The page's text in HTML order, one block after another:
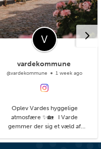
vardekommune
@vardekommune 1 week ago
Oplev Vardes hyggelige
atmosfære ✨🏡 I Varde
gemmer der sig et væld af
detaljer, du kan få øje på, når du